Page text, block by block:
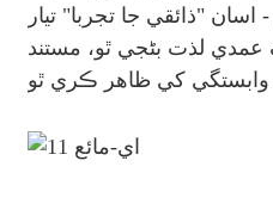
اسان "ذائقي جا تجربا" تيار
لذت بڻجي ٿو، مستند